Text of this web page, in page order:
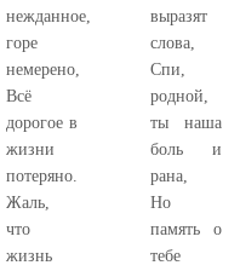
нежданное,
горе
немерено,
Всё
дорогое в
жизни
потеряно.
Жаль,
что
жизнь
выразят
слова,
Спи,
родной,
ты наша
боль и
рана,
Но
память о
тебе